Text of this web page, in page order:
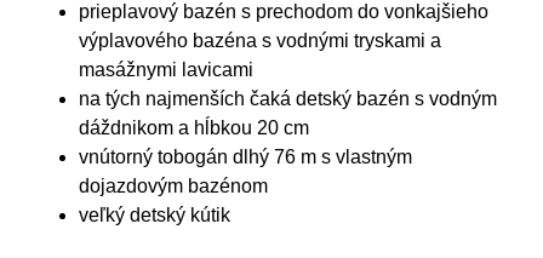
prieplavový bazén s prechodom do vonkajšieho
výplavového bazéna s vodnými tryskami a
masážnymi lavicami
na tých najmenších čaká detský bazén s vodným
dáždnikom a hĺbkou 20 cm
vnútorný tobogán dlhý 76 m s vlastným
dojazdovým bazénom
veľký detský kútik